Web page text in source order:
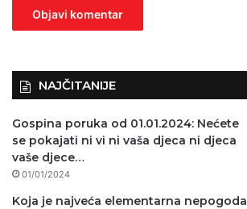
NAJČITANIJE
Gospina poruka od 01.01.2024: Nećete
se pokajati ni vi ni vaša djeca ni djeca
vaše djece…
01/01/2024
Koja je najveća elementarna nepogoda